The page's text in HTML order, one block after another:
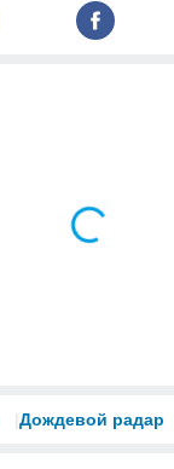
Дождевой радар